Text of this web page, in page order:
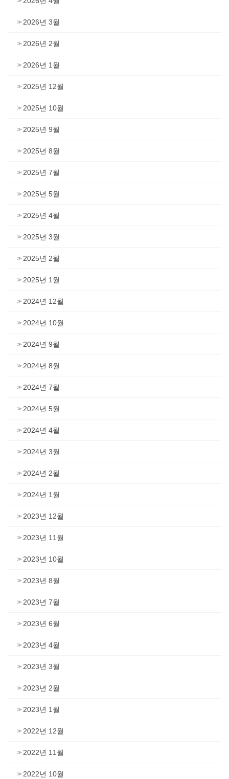
2026년 3월
2026년 2월
2026년 1월
2025년 12월
2025년 10월
2025년 9월
2025년 8월
2025년 7월
2025년 5월
2025년 4월
2025년 3월
2025년 2월
2025년 1월
2024년 12월
2024년 10월
2024년 9월
2024년 8월
2024년 7월
2024년 5월
2024년 4월
2024년 3월
2024년 2월
2024년 1월
2023년 12월
2023년 11월
2023년 10월
2023년 8월
2023년 7월
2023년 6월
2023년 4월
2023년 3월
2023년 2월
2023년 1월
2022년 12월
2022년 11월
2022년 10월